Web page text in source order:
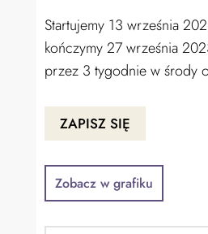
Startujemy 13 września
kończymy 27 września
przez 3 tygodnie w środy
ZAPISZ SIĘ
Zobacz w grafiku